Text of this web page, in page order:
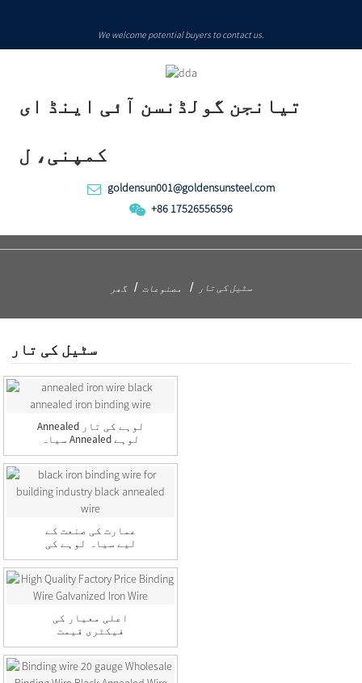
We welcome potential buyers to contact us.
تیانجن گولڈنسن آئی اینڈ ای
کمپنی، ل
goldensun001@goldensunsteel.com
+86 17526556596
گھر مصنوعات سٹیل کی تار
سٹیل کی تار
Annealed لوہے کی تار
سیاہ Annealed لوہے
کی بائنڈنگ ...
عمارت کی صنعت کے
لیے سیاہ لوہے کی
بائنڈنگ تار ب...
اعلی معیار کی
فیکٹری قیمت
بائنڈنگ وائر
Galvani...